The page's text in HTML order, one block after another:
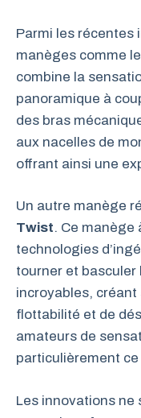
Parmi les récentes
manèges comme le
combine la
panoramique à
des bras
aux nacelles de
offrant ainsi une
Un autre manège
Twist. Ce manège
technologies
tourner et basculer
incroyables,
flottabilité et de
amateurs de
particulièrement
Les innovations ne